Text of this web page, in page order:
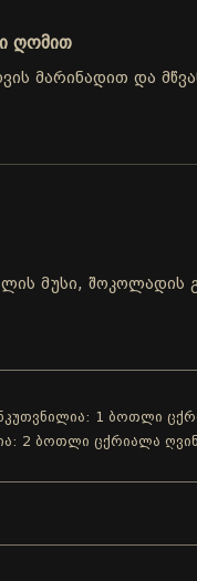
ღომით
მარინადით და
მუსი, შოკოლადის
1 ბოთლი
2 ბოთლი ცქრიალა